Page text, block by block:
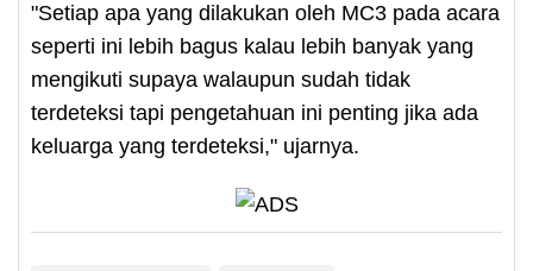
"Setiap apa yang dilakukan oleh MC3 pada acara
seperti ini lebih bagus kalau lebih banyak yang
mengikuti supaya walaupun sudah tidak
terdeteksi tapi pengetahuan ini penting jika ada
keluarga yang terdeteksi," ujarnya.